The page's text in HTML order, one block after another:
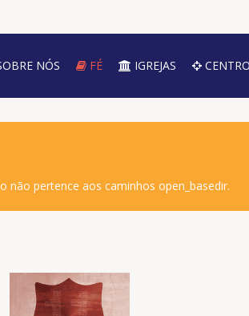
NÓS FÉ IGREJAS
não pertence aos caminhos open_basedir.